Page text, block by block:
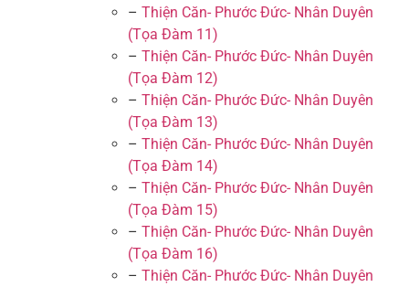
– Thiện Căn- Phước Đức- Nhân Duyên
(Tọa Đàm 11)
– Thiện Căn- Phước Đức- Nhân Duyên
(Tọa Đàm 12)
– Thiện Căn- Phước Đức- Nhân Duyên
(Tọa Đàm 13)
– Thiện Căn- Phước Đức- Nhân Duyên
(Tọa Đàm 14)
– Thiện Căn- Phước Đức- Nhân Duyên
(Tọa Đàm 15)
– Thiện Căn- Phước Đức- Nhân Duyên
(Tọa Đàm 16)
– Thiện Căn- Phước Đức- Nhân Duyên